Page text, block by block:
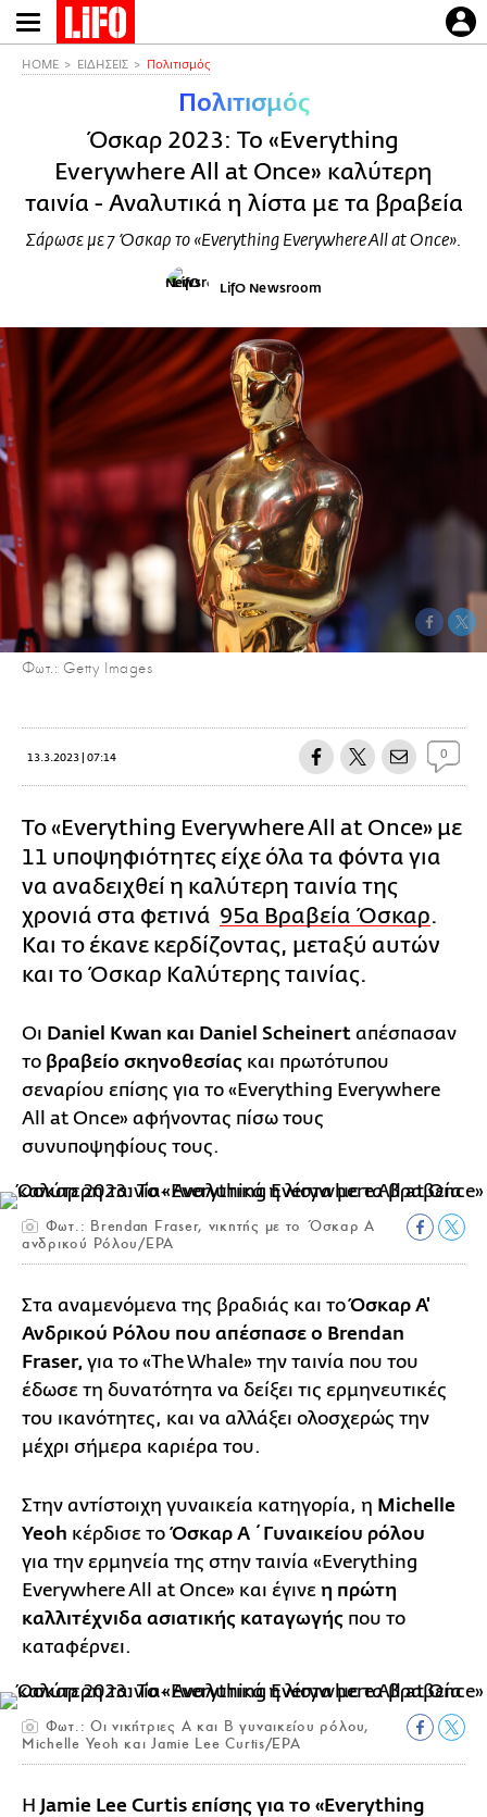
Παράκαμψη
προς
HOME ΕΙΔΗΣΕΙΣ Πολιτισμός
Πολιτισμός
Όσκαρ 2023: To «Everything
Everywhere All at Once» καλύτερη
ταινία - Αναλυτικά η λίστα με τα βραβεία
Σάρωσε με 7 Όσκαρ το «Everything Everywhere All at Once».
LifO Newsroom
Φωτ.: Getty Images
13.3.2023 | 07:14 0
Το «Everything Everywhere All at Once» με
11 υποψηφιότητες είχε όλα τα φόντα για
να αναδειχθεί η καλύτερη ταινία της
χρονιά στα φετινά 95α Βραβεία Όσκαρ.
Και το έκανε κερδίζοντας, μεταξύ αυτών
και το Όσκαρ Καλύτερης ταινίας.
Οι Daniel Kwan και Daniel Scheinert απέσπασαν
το βραβείο σκηνοθεσίας και πρωτότυπου
σεναρίου επίσης για το «Everything Everywhere
All at Once» αφήνοντας πίσω τους
συνυποψηφίους τους.
Φωτ.: Brendan Fraser, νικητής με το Όσκαρ Α
ανδρικού Ρόλου/EPA
Στα αναμενόμενα της βραδιάς και τοΌσκαρ Α'
Ανδρικού Ρόλου που απέσπασε ο Brendan
Fraser, για το «The Whale» την ταινία που του
έδωσε τη δυνατότητα να δείξει τις ερμηνευτικές
του ικανότητες, και να αλλάξει ολοσχερώς την
μέχρι σήμερα καριέρα του.
Στην αντίστοιχη γυναικεία κατηγορία, η Michelle
Yeoh κέρδισε το Όσκαρ Α΄ Γυναικείου ρόλου
για την ερμηνεία της στην ταινία «Everything
Everywhere All at Once» και έγινε η πρώτη
καλλιτέχνιδα ασιατικής καταγωγής που το
καταφέρνει.
Φωτ.: Οι νικήτριες Α και Β γυναικείου ρόλου,
Michelle Yeoh και Jamie Lee Curtis/EPA
H Jamie Lee Curtis επίσης για το «Everything